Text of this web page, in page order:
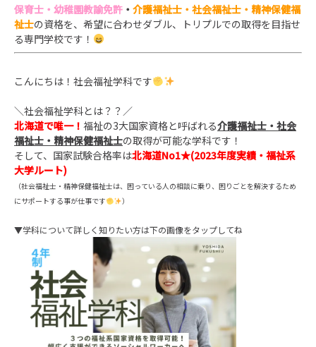
保育士・幼稚園教諭免許 ・ 介護福祉士・社会福祉士・精神保健福
祉士の資格を、 希望に合わせダブル、トリプルでの取得を目指せ
る専門学校です！
こんにちは！社会福祉学科です
＼社会福祉学科とは？？／
北海道で唯一！ 福祉の3大国家資格と呼ばれる介護福祉士・社会
福祉士・精神保健福祉士の取得が可能な学科です！
そして、国家試験合格率は北海道No1★(2023年度実績・福祉系
大学ルート)
（社会福祉士・精神保健福祉士は、困っている人の相談に乗り、困りごとを解決するため
にサポートする事が仕事です
）
▼学科について詳しく知りたい方は下の画像をタップしてね